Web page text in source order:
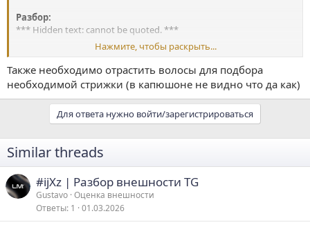
Разбор:
*** Hidden text: cannot be quoted. ***
Полный разбор можно посмотреть только на форуме если у
вас есть аккаунт на форуме и находитесь на нём.
Нажмите, чтобы раскрыть...
Также необходимо отрастить волосы для подбора
необходимой стрижки (в капюшоне не видно что да как)
Для ответа нужно войти/зарегистрироваться
Similar threads
#ijXz | Разбор внешности TG
Gustavo Оценка внешности
Ответы 1 01.03.2026